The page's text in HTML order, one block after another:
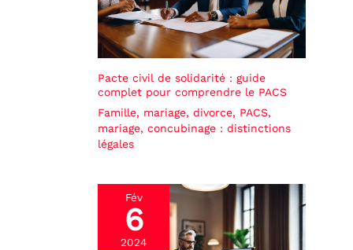
Pacte civil de solidarité : guide
complet pour comprendre le PACS
Famille, mariage, divorce, PACS,
mariage, concubinage : distinctions
légales
Fév
6
2024